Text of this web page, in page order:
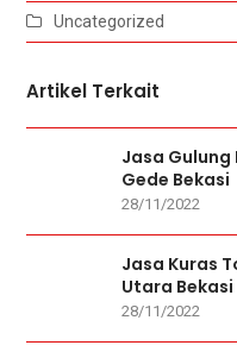
Uncategorized
Artikel Terkait
Jasa
Gede Bekasi
28/11/2022
Jasa Kuras
Utara Bekasi
28/11/2022